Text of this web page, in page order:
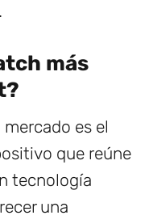
más
es el
que reúne
tecnología
una